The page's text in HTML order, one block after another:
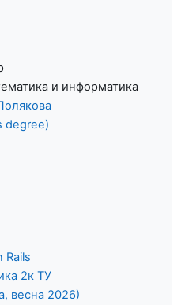
и информатика
degree)
Rails
2к ТУ
весна 2026)